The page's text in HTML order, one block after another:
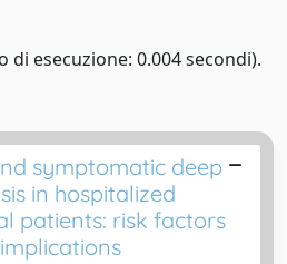
di esecuzione: 0.004 secondi).
symptomatic deep
in hospitalized
patients: risk factors